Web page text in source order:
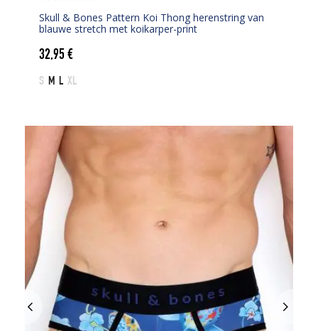
Skull & Bones Pattern Koi Thong herenstring van
blauwe stretch met koikarper-print
32,95€
S M L XL